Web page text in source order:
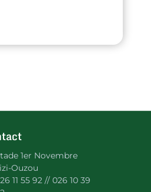
1er Novembre
Ouzou
11 55 92 // 026 10 39